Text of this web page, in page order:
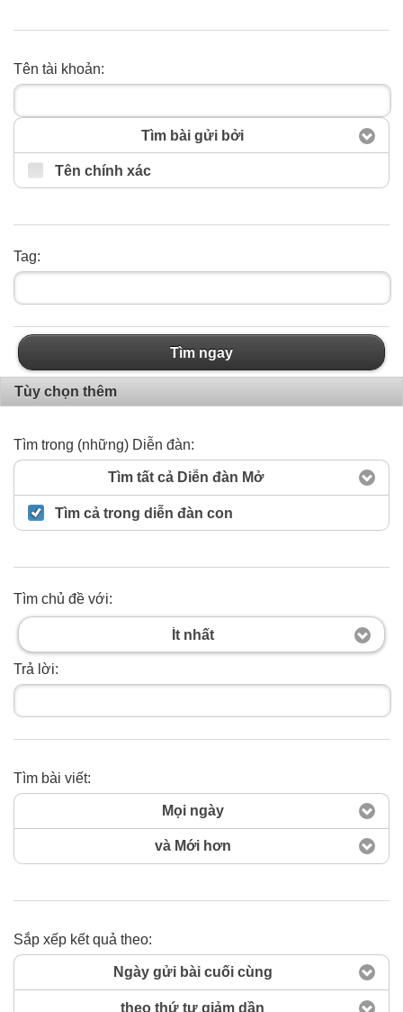
Tên tài khoản:
Tìm bài gửi bởi
Tên chính xác
Tag:
Tìm ngay
Tùy chọn thêm
Tìm trong (những) Diễn đàn:
Tìm tất cả Diễn đàn Mở
Tìm cả trong diễn đàn con
Tìm chủ đề với:
Ít nhất
Trả lời:
Tìm bài viết:
Mọi ngày
và Mới hơn
Sắp xếp kết quả theo:
Ngày gửi bài cuối cùng
theo thứ tự giảm dần